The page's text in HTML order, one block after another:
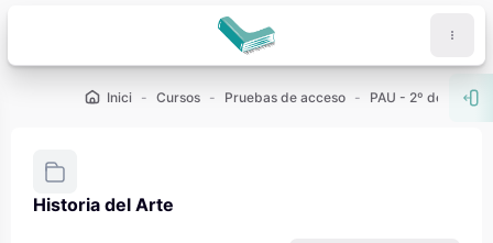
Inici Cursos Pruebas de acceso PAU - 2º de
Historia del Arte